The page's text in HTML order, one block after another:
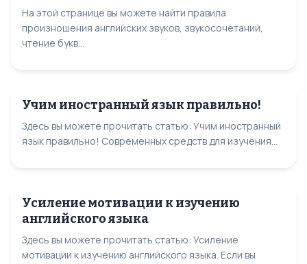
На этой странице вы можете найти правила
произношения английских звуков, звукосочетаний,
чтение букв...
Учим иностранный язык правильно!
Здесь вы можете прочитать статью: Учим иностранный
язык правильно! Современных средств для изучения...
Усиление мотивации к изучению
английского языка
Здесь вы можете прочитать статью: Усиление
мотивации к изучению английского языка. Если вы